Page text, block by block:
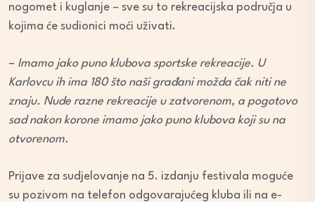
nogomet i kuglanje – sve su to rekreacijska područja u
kojima će sudionici moći uživati.
– Imamo jako puno klubova sportske rekreacije. U
Karlovcu ih ima 180 što naši građani možda čak niti ne
znaju. Nude razne rekreacije u zatvorenom, a pogotovo
sad nakon korone imamo jako puno klubova koji su na
otvorenom.
Prijave za sudjelovanje na 5. izdanju festivala moguće
su pozivom na telefon odgovarajućeg kluba ili na e-